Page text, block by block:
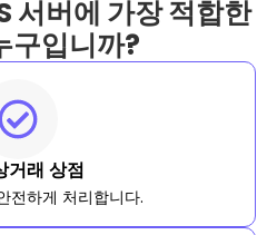
서버에 가장 적합한
구입니까?
거래 상점
전하게 처리합니다.